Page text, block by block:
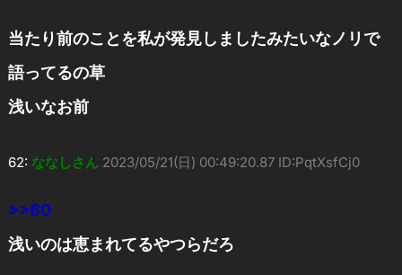
当たり前のことを私が発見しましたみたいなノリで
語ってるの草
浅いなお前
62: ななしさん 2023/05/21(日) 00:49:20.87 ID:PqtXsfCj0
>>60
浅いのは恵まれてるやつらだろ